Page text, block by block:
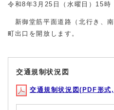
令和8年3月25日（水曜日）15時
新御堂筋平面道路（北行き、
町出口を開放します。
交通規制状況図
交通規制状況図(PDF形